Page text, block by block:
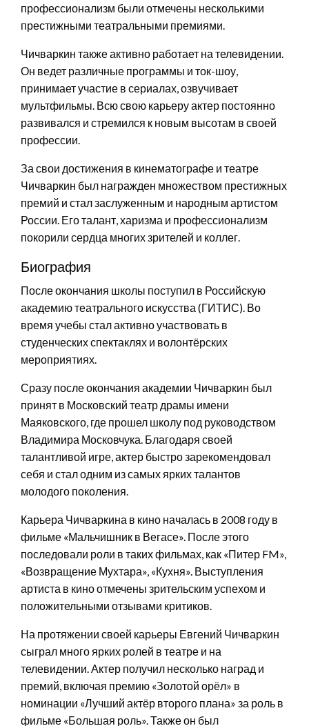
профессионализм были отмечены несколькими
престижными театральными премиями.
Чичваркин также активно работает на телевидении.
Он ведет различные программы и ток-шоу,
принимает участие в сериалах, озвучивает
мультфильмы. Всю свою карьеру актер постоянно
развивался и стремился к новым высотам в своей
профессии.
За свои достижения в кинематографе и театре
Чичваркин был награжден множеством престижных
премий и стал заслуженным и народным артистом
России. Его талант, харизма и профессионализм
покорили сердца многих зрителей и коллег.
Биография
После окончания школы поступил в Российскую
академию театрального искусства (ГИТИС). Во
время учебы стал активно участвовать в
студенческих спектаклях и волонтёрских
мероприятиях.
Сразу после окончания академии Чичваркин был
принят в Московский театр драмы имени
Маяковского, где прошел школу под руководством
Владимира Московчука. Благодаря своей
талантливой игре, актер быстро зарекомендовал
себя и стал одним из самых ярких талантов
молодого поколения.
Карьера Чичваркина в кино началась в 2008 году в
фильме «Мальчишник в Вегасе». После этого
последовали роли в таких фильмах, как «Питер FM»,
«Возвращение Мухтара», «Кухня». Выступления
артиста в кино отмечены зрительским успехом и
положительными отзывами критиков.
На протяжении своей карьеры Евгений Чичваркин
сыграл много ярких ролей в театре и на
телевидении. Актер получил несколько наград и
премий, включая премию «Золотой орёл» в
номинации «Лучший актёр второго плана» за роль в
фильме «Большая роль». Также он был